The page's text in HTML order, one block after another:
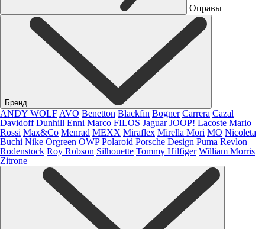
Оправы
Бренд
ANDY WOLF AVO Benetton Blackfin Bogner Carrera Cazal
Davidoff Dunhill Enni Marco FILOS Jaguar JOOP! Lacoste Mario
Rossi Max&Co Menrad MEXX Miraflex Mirella Mori MO Nicoleta
Buchi Nike Orgreen OWP Polaroid Porsche Design Puma Revlon
Rodenstock Roy Robson Silhouette Tommy Hilfiger William Morris
Zitrone